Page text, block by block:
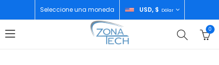
Seleccione una moneda USD, $ Dólar
0